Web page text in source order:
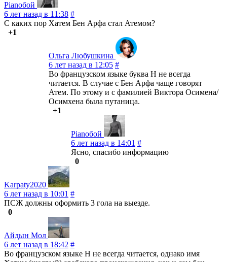
Pianoбой
6 лет назад в 11:38 #
С каких пор Хатем Бен Арфа стал Атемом?
+1
Ольга Любушкина
6 лет назад в 12:05 #
Во французском языке буква H не всегда
читается. В случае с Бен Арфа чаще говорят
Атем. По этому и с фамилией Виктора Осимена/
Осимхена была путаница.
+1
Pianoбой
6 лет назад в 14:01 #
Ясно, спасибо информацию
0
Karpaty2020
6 лет назад в 10:01 #
ПСЖ должны оформить 3 гола на выезде.
0
Айдын Мол
6 лет назад в 18:42 #
Во французском языке Н не всегда читается, однако имя